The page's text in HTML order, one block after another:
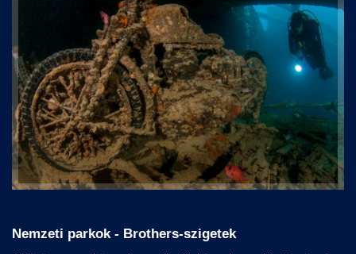
Nemzeti parkok - Brothers-szigetek